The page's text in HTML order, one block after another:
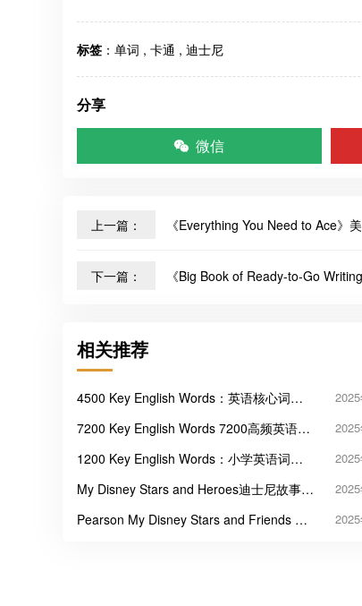
标签 ： 单词 , 卡通 , 迪士尼
分享
微信
上一篇： 《Everything You Need to Ace》
下一篇： 《Big Book of Ready-to-Go
相关推荐
4500 Key English Words：英语核心词汇
7200 Key English Words 7200高频英语词
1200 Key English Words：小学英语词汇
My Disney Stars and Heroes迪士尼故事小
Pearson My Disney Stars and Friends 培